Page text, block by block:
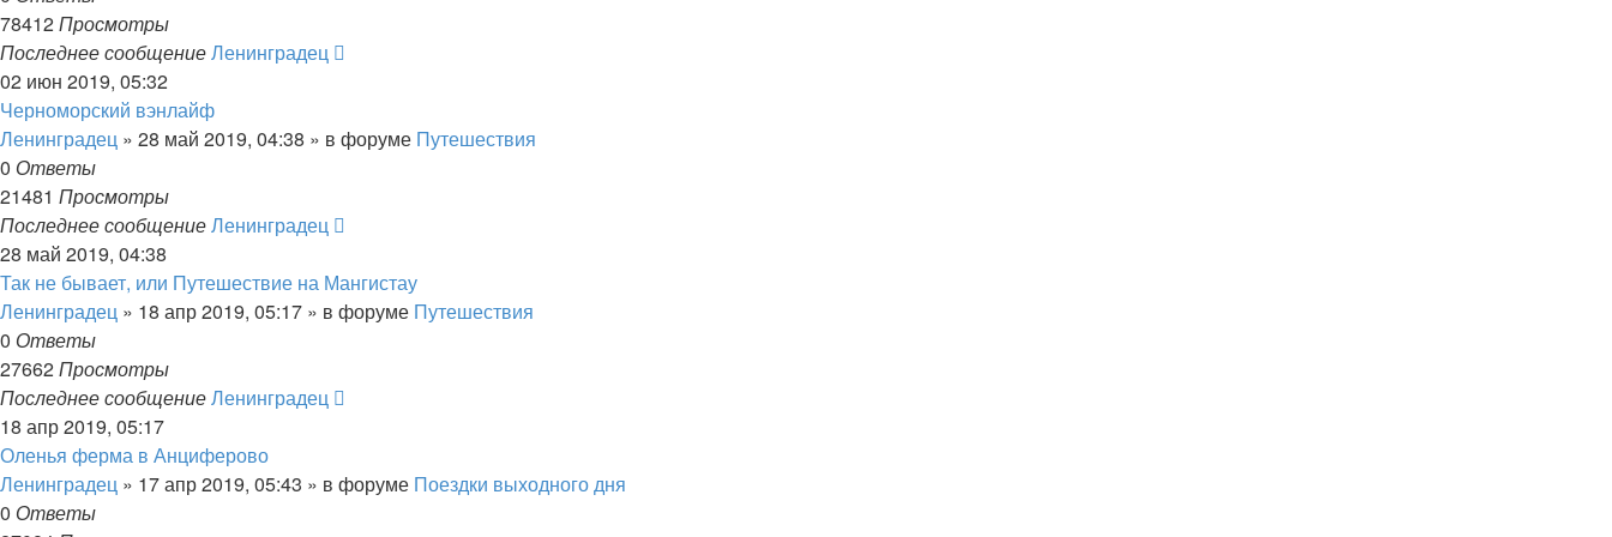
78412Просмотры
Последнее сообщениеЛенинградец
02 июн 2019, 05:32
Черноморский вэнлайф
Ленинградец » 28 май 2019, 04:38 » в форуме Путешествия
0 Ответы
21481 Просмотры
Последнее сообщениеЛенинградец
28 май 2019, 04:38
Так не бывает, или Путешествие на Мангистау
Ленинградец » 18 апр 2019, 05:17 » в форуме Путешествия
0 Ответы
27662Просмотры
Последнее сообщениеЛенинградец
18 апр 2019, 05:17
Оленья ферма в Анциферово
Ленинградец » 17 апр 2019, 05:43 » в форуме Поездки выходного дня
0 Ответы